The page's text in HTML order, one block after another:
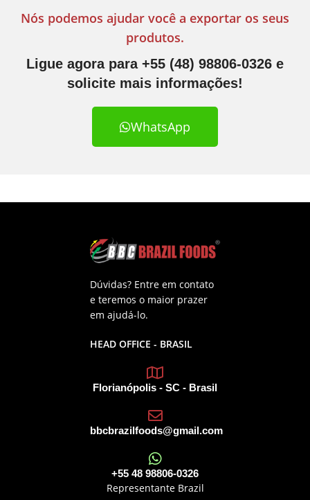
Nós podemos ajudar você a exportar os seus
produtos.
Ligue agora para +55 (48) 98806-0326 e
solicite mais informações!
WhatsApp
Dúvidas? Entre em contato
e teremos o maior prazer
em ajudá-lo.
HEAD OFFICE - BRASIL
Florianópolis - SC - Brasil
bbcbrazilfoods@gmail.com
+55 48 98806-0326
Representante Brazil